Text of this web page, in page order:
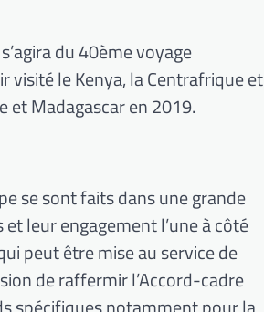
du 40ème voyage
visité le Kenya, la Centrafrique et
et Madagascar en 2019.
se sont faits dans une grande
leur engagement l’une à côté
peut être mise au service de
de raffermir l’Accord-cadre